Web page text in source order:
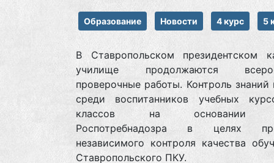
Образование Новости 4 курс 5
В Ставропольском президентском
училище продолжаются
проверочные работы. Контроль знаний
среди воспитанников учебных
классов на основании
Роспотребнадозра в целях
независимого контроля качества
Ставропольского ПКУ.